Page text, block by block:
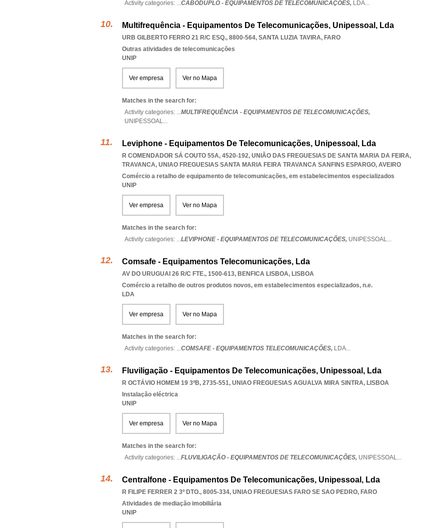
Activity categories: ...CABODUPLO - EQUIPAMENTOS DE TELECOMUNICAÇÕES, LDA...
Multifrequência - Equipamentos De Telecomunicações, Unipessoal, Lda
URB GILBERTO FERRO 21 R/C ESQ., 8800-564, SANTA LUZIA TAVIRA, FARO
Outras atividades de telecomunicações
UNIP
Ver empresa Ver no Mapa
Matches in the search for:
Activity categories: ...MULTIFREQUÊNCIA - EQUIPAMENTOS DE TELECOMUNICAÇÕES,
UNIPESSOAL...
Leviphone - Equipamentos De Telecomunicações, Unipessoal, Lda
R COMENDADOR SÁ COUTO 55A, 4520-192, UNIÃO DAS FREGUESIAS DE SANTA MARIA DA FEIRA,
TRAVANCA, UNIAO FREGUESIAS SANTA MARIA FEIRA TRAVANCA SANFINS ESPARGO, AVEIRO
Comércio a retalho de equipamento de telecomunicações, em estabelecimentos especializados
UNIP
Ver empresa Ver no Mapa
Matches in the search for:
Activity categories: ...LEVIPHONE - EQUIPAMENTOS DE TELECOMUNICAÇÕES, UNIPESSOAL...
Comsafe - Equipamentos Telecomunicações, Lda
AV DO URUGUAI 26 R/C FTE., 1500-613, BENFICA LISBOA, LISBOA
Comércio a retalho de outros produtos novos, em estabelecimentos especializados, n.e.
LDA
Ver empresa Ver no Mapa
Matches in the search for:
Activity categories: ...COMSAFE - EQUIPAMENTOS TELECOMUNICAÇÕES, LDA...
Fluviligação - Equipamentos De Telecomunicações, Unipessoal, Lda
R OCTÁVIO HOMEM 19 3ºB, 2735-551, UNIAO FREGUESIAS AGUALVA MIRA SINTRA, LISBOA
Instalação eléctrica
UNIP
Ver empresa Ver no Mapa
Matches in the search for:
Activity categories: ...FLUVILIGAÇÃO - EQUIPAMENTOS DE TELECOMUNICAÇÕES, UNIPESSOAL...
Centralfone - Equipamentos De Telecomunicações, Unipessoal, Lda
R FILIPE FERRER 2 3º DTO., 8005-334, UNIAO FREGUESIAS FARO SE SAO PEDRO, FARO
Atividades de mediação imobiliária
UNIP